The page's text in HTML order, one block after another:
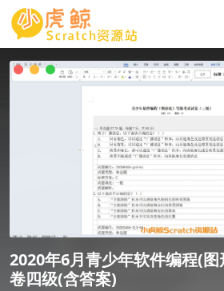
2020年6月青少年软件编程(
卷四级(含答案)